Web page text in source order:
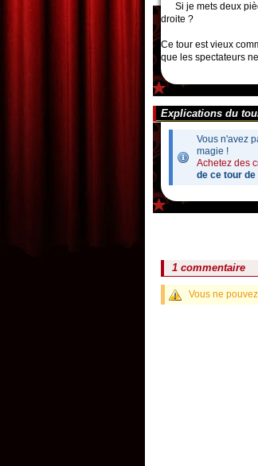
Si je mets deux
droite ?
Ce tour est vieux
que les spectateurs
Explications du
Vous n'avez
magie !
Achetez des
de ce tour de
1 commentaire
Vous ne